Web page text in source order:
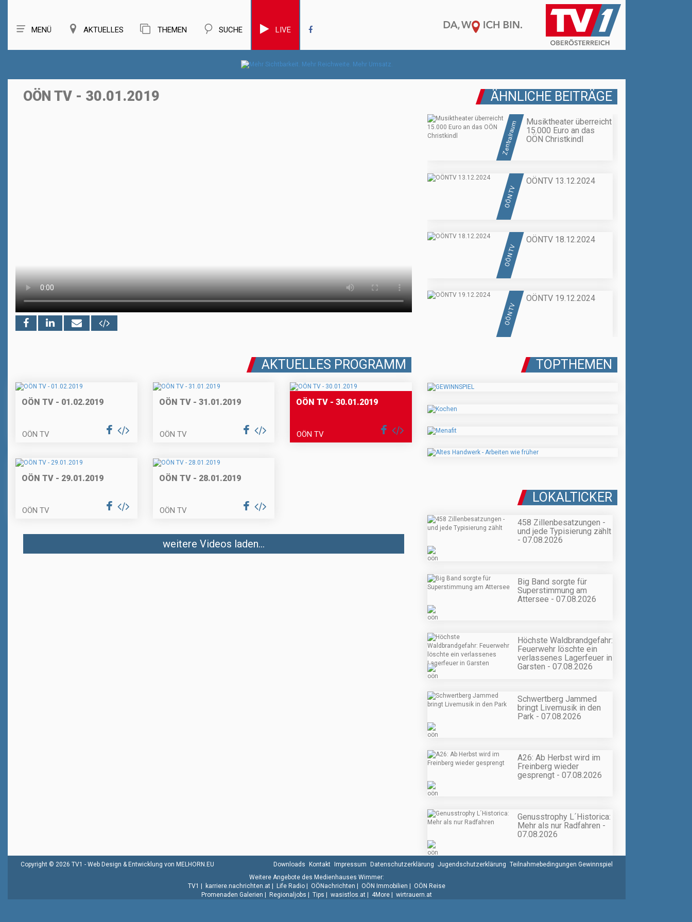
MENÜ AKTUELLES THEMEN SUCHE LIVE
OÖN TV - 30.01.2019 ÄHNLICHE BEITRÄGE
Zentralraum
Musiktheater überreicht
15.000 Euro an das
OÖN Christkindl
OÖN TV
OÖNTV 13.12.2024
OÖN TV
OÖNTV 18.12.2024
OÖN TV
OÖNTV 19.12.2024
AKTUELLES PROGRAMM
OÖN TV - 01.02.2019
OÖN TV
OÖN TV - 31.01.2019
OÖN TV
OÖN TV - 30.01.2019
OÖN TV
OÖN TV - 29.01.2019
OÖN TV
OÖN TV - 28.01.2019
OÖN TV
weitere Videos laden...
TOPTHEMEN
LOKALTICKER
458 Zillenbesatzungen -
und jede Typisierung zählt
- 07.08.2026
Big Band sorgte für
Superstimmung am
Attersee - 07.08.2026
Höchste Waldbrandgefahr:
Feuerwehr löschte ein
verlassenes Lagerfeuer in
Garsten - 07.08.2026
Schwertberg Jammed
bringt Livemusik in den
Park - 07.08.2026
A26: Ab Herbst wird im
Freinberg wieder
gesprengt - 07.08.2026
Genusstrophy L´Historica:
Mehr als nur Radfahren -
07.08.2026
Copyright © 2026 TV1 - Web Design & Entwicklung von MELHORN.EU Downloads Kontakt Impressum Datenschutzerklärung Jugendschutzerklärung Teilnahmebedingungen Gewinnspiel
Weitere Angebote des Medienhauses Wimmer:
TV1 | karriere.nachrichten.at | Life Radio | OÖNachrichten | OÖN Immobilien | OÖN Reise
Promenaden Galerien | Regionaljobs | Tips | wasistlos.at | 4More | wirtrauern.at